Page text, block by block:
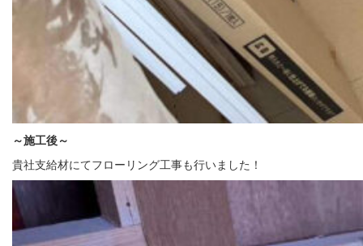
～施工後～
貴社支給材にてフローリング工事も行いました！